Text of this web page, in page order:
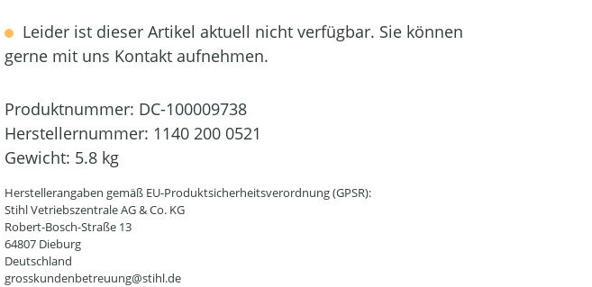
Leider ist dieser Artikel aktuell nicht verfügbar. Sie können
gerne mit uns Kontakt aufnehmen.
Produktnummer: DC-100009738
Herstellernummer: 1140 200 0521
Gewicht: 5.8 kg
Herstellerangaben gemäß EU-Produktsicherheitsverordnung (GPSR):
Stihl Vetriebszentrale AG & Co. KG
Robert-Bosch-Straße 13
64807 Dieburg
Deutschland
grosskundenbetreuung@stihl.de